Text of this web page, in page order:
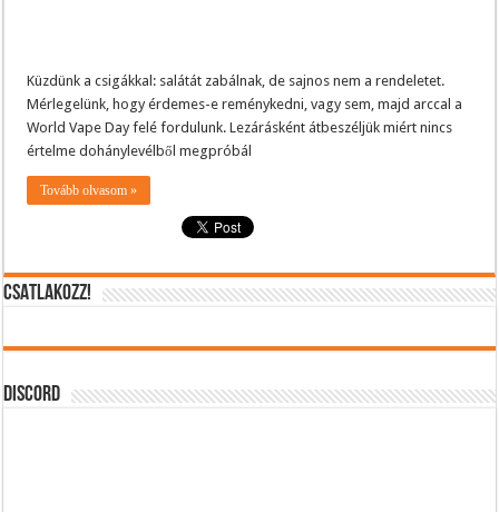
Küzdünk a csigákkal: salátát zabálnak, de sajnos nem a rendeletet.
Mérlegelünk, hogy érdemes-e reménykedni, vagy sem, majd arccal a
World Vape Day felé fordulunk. Lezárásként átbeszéljük miért nincs
értelme dohánylevélből megpróbál
Tovább olvasom »
CSATLAKOZZ!
DISCORD